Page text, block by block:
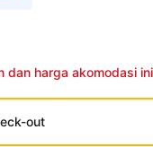
dan harga akomodasi ini
out